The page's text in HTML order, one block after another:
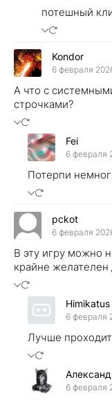
потешный
Kondor
6 февраля
А что с
строчками?
Fei
6 февраля
Потерпи
pckot
6 февраля
В эту игру можно
крайне
Himikatus
6 февраля
Лучше
6 февраля